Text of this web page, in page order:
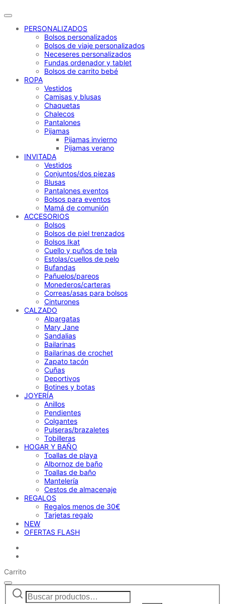
PERSONALIZADOS
Bolsos personalizados
Bolsos de viaje personalizados
Neceseres personalizados
Fundas ordenador y tablet
Bolsos de carrito bebé
ROPA
Vestidos
Camisas y blusas
Chaquetas
Chalecos
Pantalones
Pijamas
Pijamas invierno
Pijamas verano
INVITADA
Vestidos
Conjuntos/dos piezas
Blusas
Pantalones eventos
Bolsos para eventos
Mamá de comunión
ACCESORIOS
Bolsos
Bolsos de piel trenzados
Bolsos Ikat
Cuello y puños de tela
Estolas/cuellos de pelo
Bufandas
Pañuelos/pareos
Monederos/carteras
Correas/asas para bolsos
Cinturones
CALZADO
Alpargatas
Mary Jane
Sandalias
Bailarinas
Bailarinas de crochet
Zapato tacón
Cuñas
Deportivos
Botines y botas
JOYERÍA
Anillos
Pendientes
Colgantes
Pulseras/brazaletes
Tobilleras
HOGAR Y BAÑO
Toallas de playa
Albornoz de baño
Toallas de baño
Mantelería
Cestos de almacenaje
REGALOS
Regalos menos de 30€
Tarjetas regalo
NEW
OFERTAS FLASH
Carrito
Buscar
por: